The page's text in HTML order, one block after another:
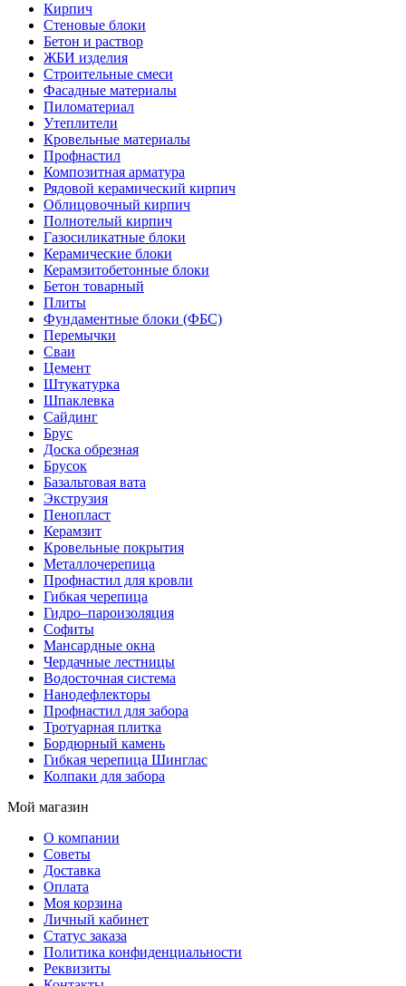
Кирпич
Стеновые блоки
Бетон и раствор
ЖБИ изделия
Строительные смеси
Фасадные материалы
Пиломатериал
Утеплители
Кровельные материалы
Профнастил
Композитная арматура
Рядовой керамический кирпич
Облицовочный кирпич
Полнотелый кирпич
Газосиликатные блоки
Керамические блоки
Керамзитобетонные блоки
Бетон товарный
Плиты
Фундаментные блоки (ФБС)
Перемычки
Сваи
Цемент
Штукатурка
Шпаклевка
Сайдинг
Брус
Доска обрезная
Брусок
Базальтовая вата
Экструзия
Пенопласт
Керамзит
Кровельные покрытия
Металлочерепица
Профнастил для кровли
Гибкая черепица
Гидро–пароизоляция
Софиты
Мансардные окна
Чердачные лестницы
Водосточная система
Нанодефлекторы
Профнастил для забора
Тротуарная плитка
Бордюрный камень
Гибкая черепица Шинглас
Колпаки для забора
Мой магазин
О компании
Советы
Доставка
Оплата
Моя корзина
Личный кабинет
Статус заказа
Политика конфиденциальности
Реквизиты